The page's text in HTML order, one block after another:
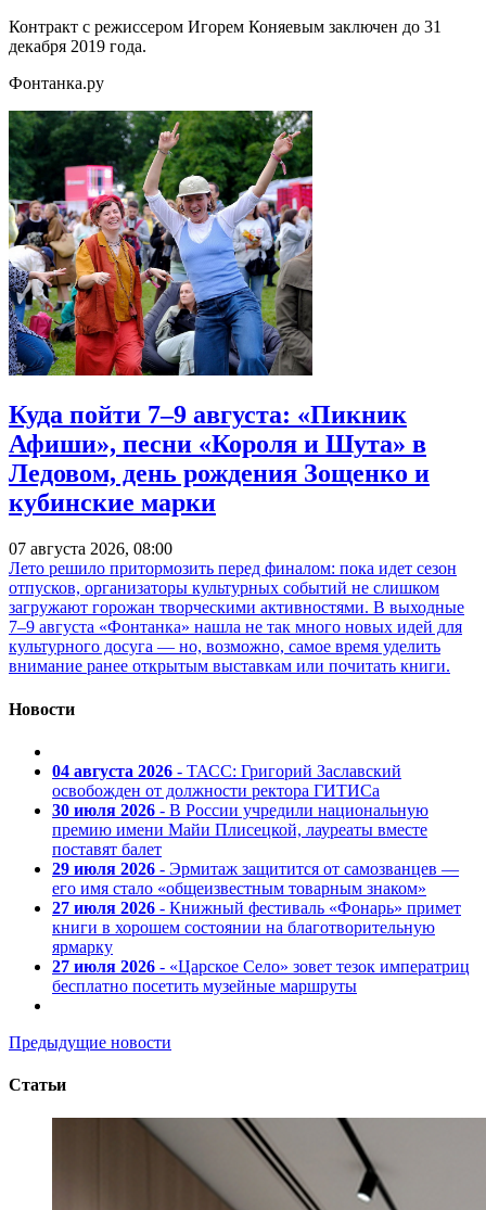
Контракт с режиссером Игорем Коняевым заключен до 31
декабря 2019 года.
Фонтанка.ру
Куда пойти 7–9 августа: «Пикник
Афиши», песни «Короля и Шута» в
Ледовом, день рождения Зощенко и
кубинские марки
07 августа 2026, 08:00
Лето решило притормозить перед финалом: пока идет сезон
отпусков, организаторы культурных событий не слишком
загружают горожан творческими активностями. В выходные
7–9 августа «Фонтанка» нашла не так много новых идей для
культурного досуга — но, возможно, самое время уделить
внимание ранее открытым выставкам или почитать книги.
Новости
04 августа 2026 - ТАСС: Григорий Заславский
освобожден от должности ректора ГИТИСа
30 июля 2026 - В России учредили национальную
премию имени Майи Плисецкой, лауреаты вместе
поставят балет
29 июля 2026 - Эрмитаж защитится от самозванцев —
его имя стало «общеизвестным товарным знаком»
27 июля 2026 - Книжный фестиваль «Фонарь» примет
книги в хорошем состоянии на благотворительную
ярмарку
27 июля 2026 - «Царское Село» зовет тезок императриц
бесплатно посетить музейные маршруты
Предыдущие новости
Статьи